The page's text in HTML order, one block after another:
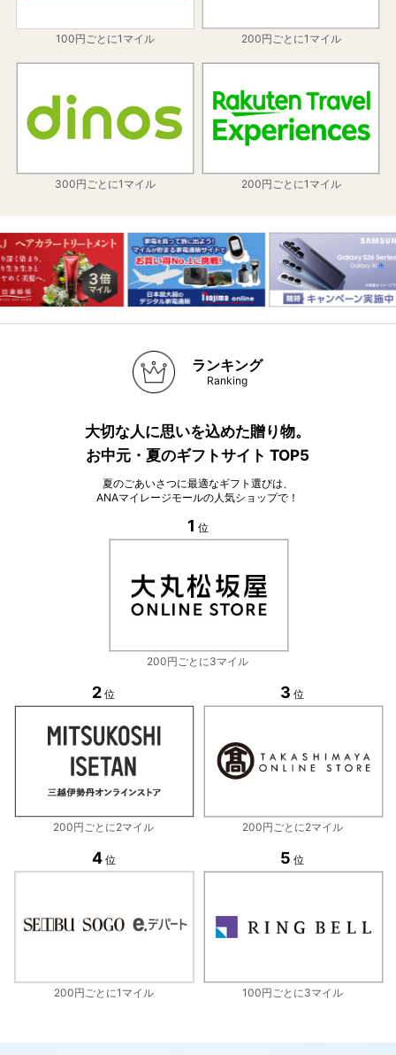
100円ごとに1マイル 200円ごとに1マイル
300円ごとに1マイル 200円ごとに1マイル
ランキング
Ranking
大切な人に思いを込めた贈り物。
お中元・夏のギフトサイト TOP5
夏のごあいさつに最適なギフト選びは、
ANAマイレージモールの人気ショップで！
1 位
200円ごとに3マイル
2 位
200円ごとに2マイル
3 位
200円ごとに2マイル
4 位
200円ごとに1マイル
5 位
100円ごとに3マイル